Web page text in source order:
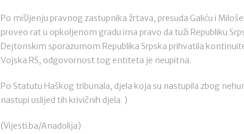
Po mišljenju pravnog zastupnika žrtava, presuda Galiću i
proveo rat u opkoljenom gradu ima pravo da tuži Republiku
Dejtonskim sporazumom Republika Srpska prihvatila
Vojska RS, odgovornost tog entiteta je neupitna.
Po Statutu Haškog tribunala, djela koja su nastupila zbog
nastupi uslijed tih krivičnih djela. )
(Vijesti.ba/Anadolija)